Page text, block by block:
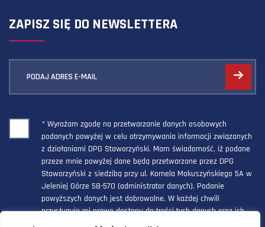
ZAPISZ SIĘ DO NEWSLETTERA
PODAJ ADRES E-MAIL
* Wyrażam zgodę na przetwarzanie danych osobowych
podanych powyżej w celu otrzymywania informacji związanych
z działaniami DPG Staworzyński. Mam świadomość, iż podane
przeze mnie powyżej dane będą przetwarzane przez DPG
Staworzyński z siedzibą przy ul. Kornela Makuszyńskiego 5A w
Jeleniej Górze 58-570 (administrator danych). Podanie
powyższych danych jest dobrowolne. W każdej chwili
przysługuje mi prawo dostępu do treści tych danych oraz ich
poprawienia, a powyższa zgoda może być odwołana w każdym